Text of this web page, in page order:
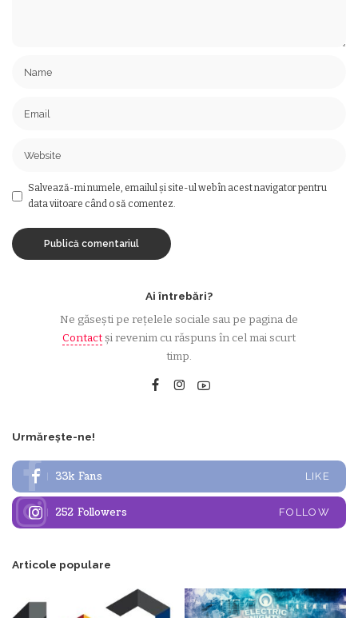
Salvează-mi numele, emailul și site-ul web în acest navigator pentru
data viitoare când o să comentez.
Ai întrebări?
Ne găsești pe rețelele sociale sau pe pagina de
Contactși revenim cu răspuns în cel mai scurt
timp.
Urmărește-ne!
33k Fans LIKE
252 Followers FOLLOW
Articole populare